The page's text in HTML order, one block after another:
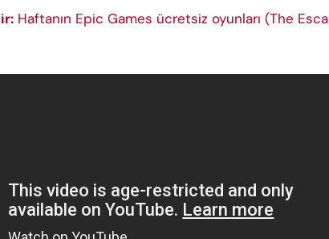
Haftanın Epic Games ücretsiz oyunları (The